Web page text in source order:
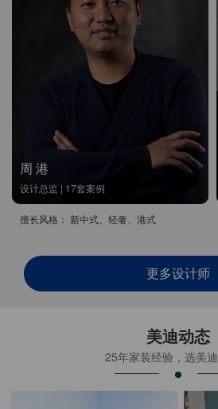
周 港
设计总监 | 17套案例
擅长风格： 新中式、轻奢、港式
更多设计师
美迪动态
25年家装经验，选美